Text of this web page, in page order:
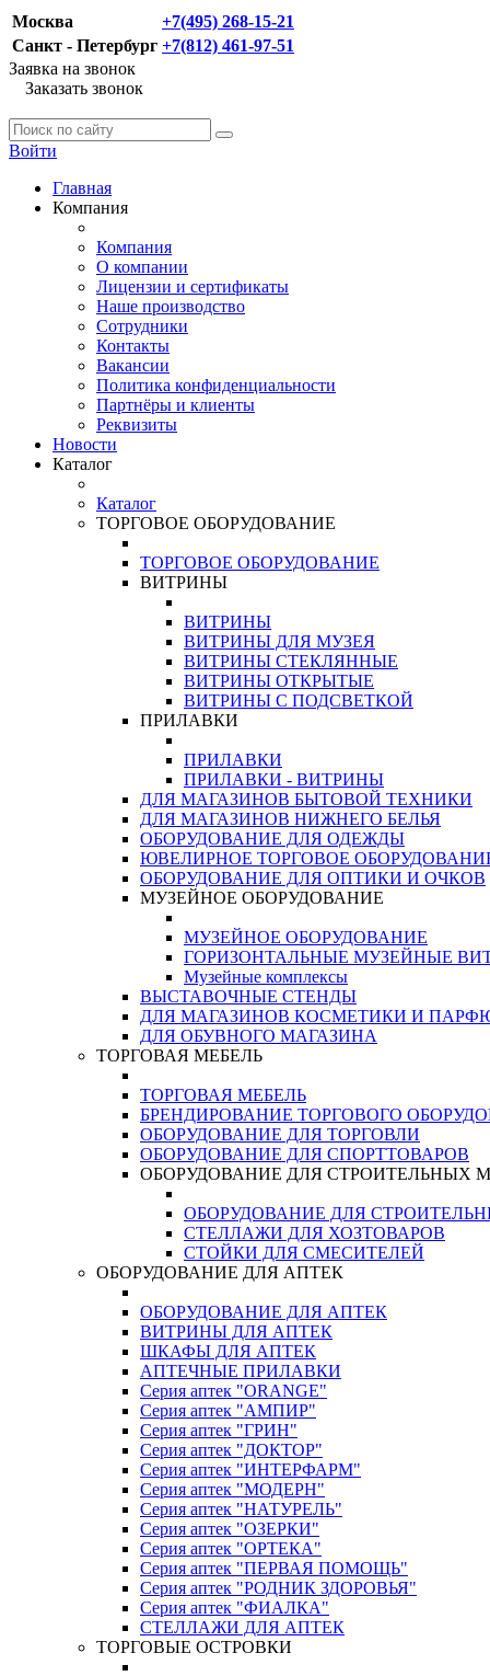
Москва
+7(495) 268-15-21
Санкт - Петербург +7(812) 461-97-51
Заявка на звонок
Заказать звонок
Войти
Главная
Компания
Компания
О компании
Лицензии и сертификаты
Наше производство
Сотрудники
Контакты
Вакансии
Политика конфиденциальности
Партнёры и клиенты
Реквизиты
Новости
Каталог
Каталог
ТОРГОВОЕ ОБОРУДОВАНИЕ
ТОРГОВОЕ ОБОРУДОВАНИЕ
ВИТРИНЫ
ВИТРИНЫ
ВИТРИНЫ ДЛЯ МУЗЕЯ
ВИТРИНЫ СТЕКЛЯННЫЕ
ВИТРИНЫ ОТКРЫТЫЕ
ВИТРИНЫ С ПОДСВЕТКОЙ
ПРИЛАВКИ
ПРИЛАВКИ
ПРИЛАВКИ - ВИТРИНЫ
ДЛЯ МАГАЗИНОВ БЫТОВОЙ ТЕХНИКИ
ДЛЯ МАГАЗИНОВ НИЖНЕГО БЕЛЬЯ
ОБОРУДОВАНИЕ ДЛЯ ОДЕЖДЫ
ЮВЕЛИРНОЕ ТОРГОВОЕ
ОБОРУДОВАНИЕ ДЛЯ ОПТИКИ И ОЧКОВ
МУЗЕЙНОЕ ОБОРУДОВАНИЕ
МУЗЕЙНОЕ ОБОРУДОВАНИЕ
ГОРИЗОНТАЛЬНЫЕ МУЗЕЙНЫЕ
Музейные комплексы
ВЫСТАВОЧНЫЕ СТЕНДЫ
ДЛЯ МАГАЗИНОВ КОСМЕТИКИ И
ДЛЯ ОБУВНОГО МАГАЗИНА
ТОРГОВАЯ МЕБЕЛЬ
ТОРГОВАЯ МЕБЕЛЬ
БРЕНДИРОВАНИЕ ТОРГОВОГО
ОБОРУДОВАНИЕ ДЛЯ ТОРГОВЛИ
ОБОРУДОВАНИЕ ДЛЯ СПОРТТОВАРОВ
ОБОРУДОВАНИЕ ДЛЯ СТРОИТЕЛЬНЫХ
ОБОРУДОВАНИЕ ДЛЯ
СТЕЛЛАЖИ ДЛЯ ХОЗТОВАРОВ
СТОЙКИ ДЛЯ СМЕСИТЕЛЕЙ
ОБОРУДОВАНИЕ ДЛЯ АПТЕК
ОБОРУДОВАНИЕ ДЛЯ АПТЕК
ВИТРИНЫ ДЛЯ АПТЕК
ШКАФЫ ДЛЯ АПТЕК
АПТЕЧНЫЕ ПРИЛАВКИ
Серия аптек "ORANGE"
Серия аптек "АМПИР"
Серия аптек "ГРИН"
Серия аптек "ДОКТОР"
Серия аптек "ИНТЕРФАРМ"
Серия аптек "МОДЕРН"
Серия аптек "НАТУРЕЛЬ"
Серия аптек "ОЗЕРКИ"
Серия аптек "ОРТЕКА"
Серия аптек "ПЕРВАЯ ПОМОЩЬ"
Серия аптек "РОДНИК ЗДОРОВЬЯ"
Серия аптек "ФИАЛКА"
СТЕЛЛАЖИ ДЛЯ АПТЕК
ТОРГОВЫЕ ОСТРОВКИ